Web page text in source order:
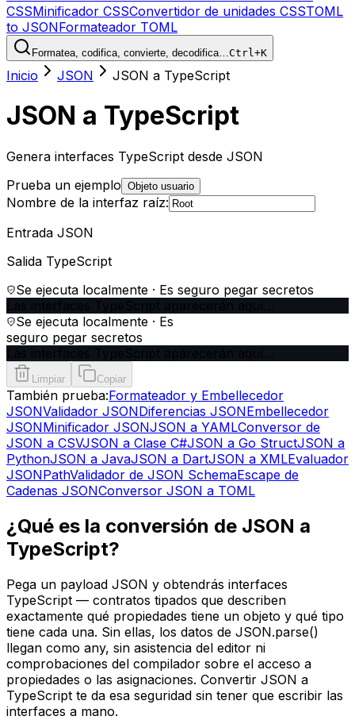
CSSMinificador CSSConvertidor de unidades CSSTOML
to JSONFormateador TOML
Formatea, codifica, convierte, decodifica…Ctrl+K
Inicio JSON JSON a TypeScript
JSON a TypeScript
Genera interfaces TypeScript desde JSON
Prueba un ejemplo Objeto usuario
Nombre de la interfaz raíz:
Entrada JSON
Salida TypeScript
Se ejecuta localmente · Es seguro pegar secretos
Se ejecuta localmente · Es
seguro pegar secretos
Limpiar Copiar
También prueba:Formateador y Embellecedor
JSONValidador JSONDiferencias JSONEmbellecedor
JSONMinificador JSONJSON a YAMLConversor de
JSON a CSVJSON a Clase C#JSON a Go StructJSON a
PythonJSON a JavaJSON a DartJSON a XMLEvaluador
JSONPathValidador de JSON SchemaEscape de
Cadenas JSONConversor JSON a TOML
¿Qué es la conversión de JSON a
TypeScript?
Pega un payload JSON y obtendrás interfaces
TypeScript — contratos tipados que describen
exactamente qué propiedades tiene un objeto y qué tipo
tiene cada una. Sin ellas, los datos de JSON.parse()
llegan como any, sin asistencia del editor ni
comprobaciones del compilador sobre el acceso a
propiedades o las asignaciones. Convertir JSON a
TypeScript te da esa seguridad sin tener que escribir las
interfaces a mano.